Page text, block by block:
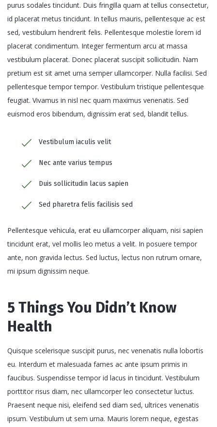
purus sodales tincidunt. Duis fringilla quam at tellus consectetur,
id placerat metus tincidunt. In tellus mauris, pellentesque ac est
sed, vestibulum hendrerit felis. Pellentesque molestie lorem id
placerat condimentum. Integer fermentum arcu at massa
vestibulum placerat. Donec placerat suscipit sollicitudin. Nam
pretium est sit amet urna semper ullamcorper. Nulla facilisi. Sed
pellentesque tempor tempor. Vestibulum tristique pellentesque
feugiat. Vivamus in nisl nec quam maximus venenatis. Sed
euismod eros bibendum, dignissim erat sed, blandit tellus.
Vestibulum iaculis velit
Nec ante varius tempus
Duis sollicitudin lacus sapien
Sed pharetra felis facilisis sed
Pellentesque vehicula, erat eu ullamcorper aliquam, nisi sapien
tincidunt erat, vel mollis leo metus a velit. In posuere tempor
ante, non gravida lectus. Sed luctus, lectus non rutrum ornare,
mi ipsum dignissim neque.
5 Things You Didn’t Know
Health
Quisque scelerisque suscipit purus, nec venenatis nulla lobortis
eu. Interdum et malesuada fames ac ante ipsum primis in
faucibus. Suspendisse tempor id lacus in tincidunt. Vestibulum
porttitor risus diam, nec ullamcorper leo consectetur luctus.
Praesent neque nisi, eleifend sed diam sed, ultrices venenatis
ipsum. Vestibulum ut sem urna. Mauris lorem neque, egestas